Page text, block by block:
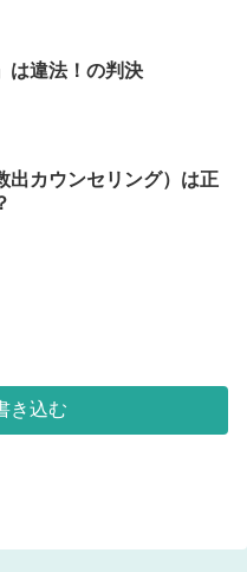
は違法！の判決
出カウンセリング）は正
き込む